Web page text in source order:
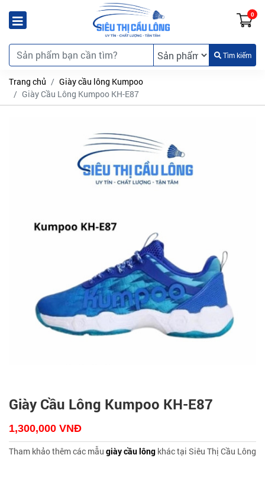
0
Tìm kiếm
Trang chủ
Giày cầu lông Kumpoo
Giày Cầu Lông Kumpoo KH-E87
Giày Cầu Lông Kumpoo KH-E87
1,300,000 VNĐ
Tham khảo thêm các mẫu giày cầu lông khác tại Siêu Thị Cầu Lông